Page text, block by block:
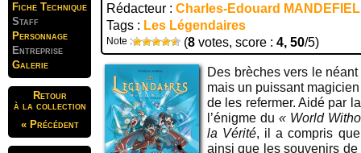
Fiche Technique
Staff
Personnage
Entreprise
Galerie
Retour
à la collection
« Précédent
Rédacteur : Charles-Edouard
Tags : Les Légendaires
Note : (8 votes, score : 4, 50/5)
Des brèches vers le
mais un puissant magicien
de les refermer. Aidé par
l’énigme du « World
la Vérité, il a compris que
ainsi que les souvenirs